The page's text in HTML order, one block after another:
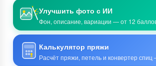
Улучшить фото с ИИ
Фон, описание, вариации — от 12
Калькулятор пряжи
Расчёт пряжи, петель и конвертер